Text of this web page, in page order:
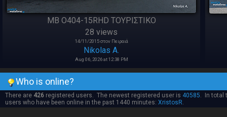
MB O404-15RHD ΤΟΥΡΙΣΤΙΚΟ
28 views
14/11/2015 στον Πειραιά
Nikolas A.
Aug 06, 2026 at 12:38 PM
Who is online?
There are 426 registered users. The newest registered user is 40585. In total
users who have been online in the past 1440 minutes: XristosR.